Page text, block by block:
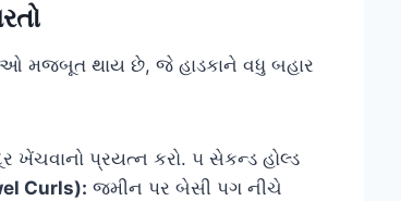
મજબૂત થાય છે, જે હાડકાને વધુ બહાર
પ્રયત્ન કરો. ૫ સેકન્ડ હોલ્ડ
Curls): જમીન પર બેસી પગ નીચે